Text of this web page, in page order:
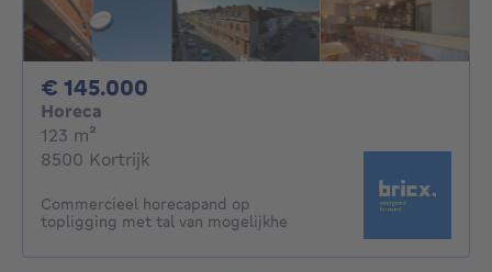
€ 145.000
Horeca
123 m²
8500 Kortrijk
Commercieel horecapand op
topligging met tal van mogelijkhe